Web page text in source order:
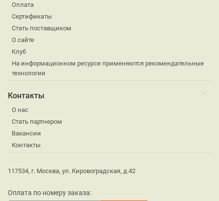
Оплата
Сертификаты
Стать поставщиком
О сайте
Клуб
На информационном ресурсе применяются рекомендательные
технологии
Контакты
О нас
Стать партнером
Вакансии
Контакты
117534, г. Москва, ул. Кировоградская, д.42
Оплата по номеру заказа: